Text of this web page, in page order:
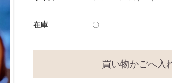
在庫 〇
買い物かごへ入